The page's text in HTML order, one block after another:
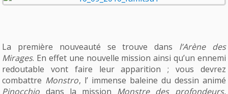
La première nouveauté se trouve dans l’Arène des
Mirages. En effet une nouvelle mission ainsi qu’un ennemi
redoutable vont faire leur apparition ; vous devrez
combattre Monstro, l’ immense baleine du dessin animé
Pinocchio dans la mission Monstre des profondeurs.